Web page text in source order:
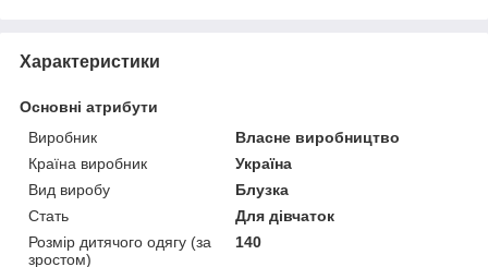
Характеристики
Основні атрибути
Виробник
Власне виробництво
Країна виробник
Україна
Вид виробу
Блузка
Стать
Для дівчаток
Розмір дитячого одягу (за
зростом)
140